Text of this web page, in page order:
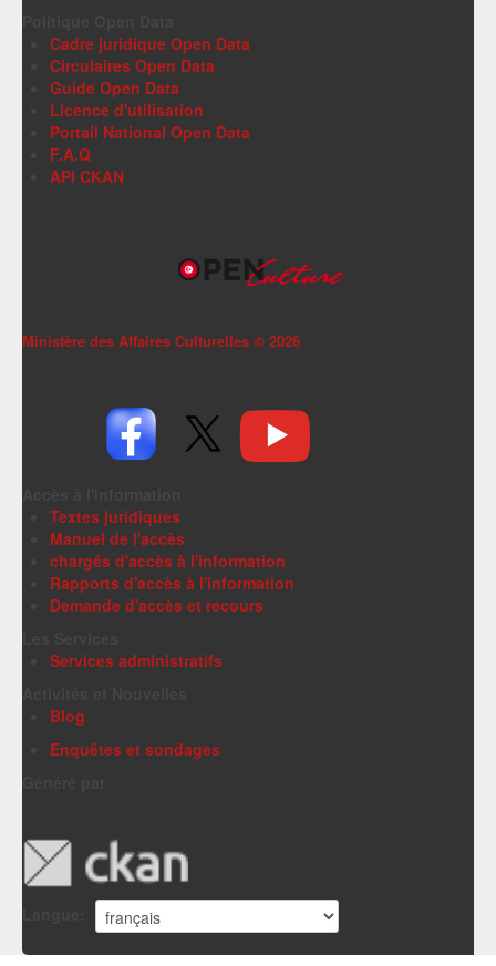
Cadre juridique Open Data
Circulaires Open Data
Guide Open Data
Licence d'utilisation
Portail National Open Data
F.A.Q
API CKAN
Ministère des Affaires Culturelles © 2026
Textes juridiques
Manuel de l'accès
chargés d'accès à l'information
Rapports d'accès à l'information
Demande d'accès et recours
Services administratifs
Blog
Enquêtes et sondages